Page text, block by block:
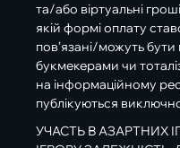
та/або віртуальні
якій формі оплату
пов’язані/можуть бути
букмекерами чи
на інформаційному
публікуються
УЧАСТЬ В АЗАРТНИХ